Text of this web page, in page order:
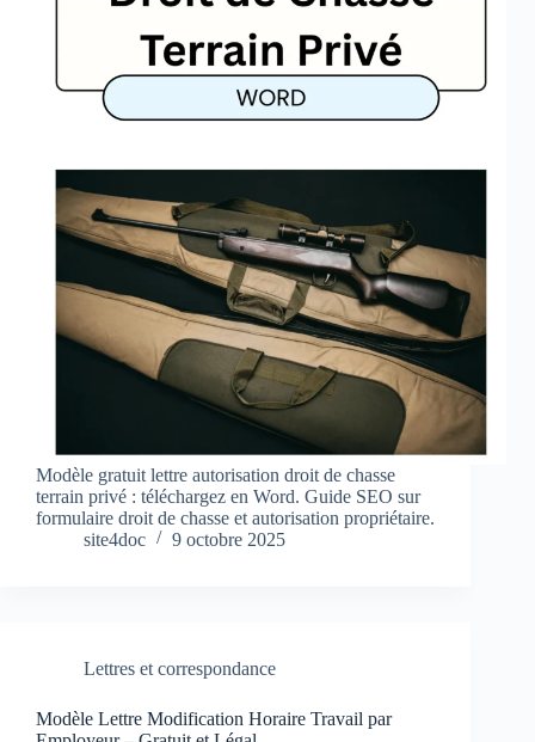
Modèle gratuit lettre autorisation droit de chasse
terrain privé : téléchargez en Word. Guide SEO sur
formulaire droit de chasse et autorisation propriétaire.
site4doc
9 octobre 2025
Lettres et correspondance
Modèle Lettre Modification Horaire Travail par